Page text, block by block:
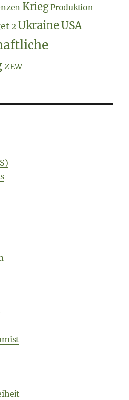
Krieg Produktion
2 Ukraine USA
ZEW